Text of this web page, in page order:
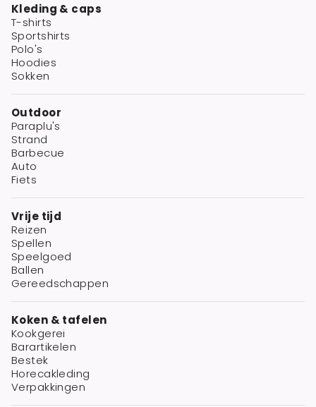
Kleding & caps
T-shirts
Sportshirts
Polo's
Hoodies
Sokken
Outdoor
Paraplu's
Strand
Barbecue
Auto
Fiets
Vrije tijd
Reizen
Spellen
Speelgoed
Ballen
Gereedschappen
Koken & tafelen
Kookgerei
Barartikelen
Bestek
Horecakleding
Verpakkingen